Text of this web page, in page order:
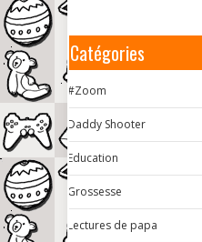
Catégories
#Zoom
Daddy Shooter
Education
Grossesse
Lectures de papa